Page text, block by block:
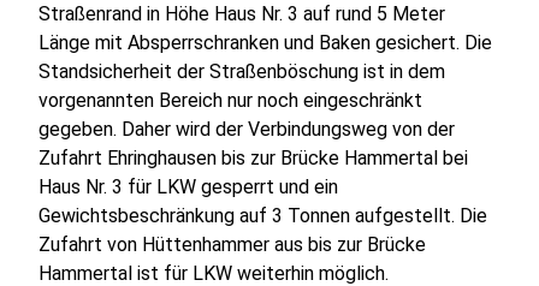
Straßenrand in Höhe Haus Nr. 3 auf rund 5 Meter
Länge mit Absperrschranken und Baken gesichert. Die
Standsicherheit der Straßenböschung ist in dem
vorgenannten Bereich nur noch eingeschränkt
gegeben. Daher wird der Verbindungsweg von der
Zufahrt Ehringhausen bis zur Brücke Hammertal bei
Haus Nr. 3 für LKW gesperrt und ein
Gewichtsbeschränkung auf 3 Tonnen aufgestellt. Die
Zufahrt von Hüttenhammer aus bis zur Brücke
Hammertal ist für LKW weiterhin möglich.